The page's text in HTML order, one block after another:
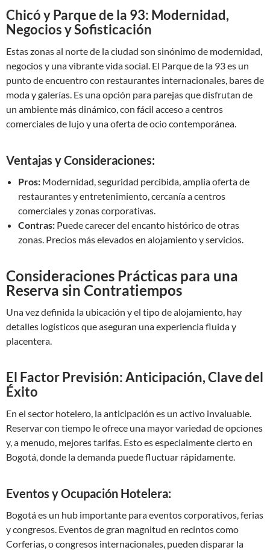
Chicó y Parque de la 93: Modernidad,
Negocios y Sofisticación
Estas zonas al norte de la ciudad son sinónimo de modernidad,
negocios y una vibrante vida social. El Parque de la 93 es un
punto de encuentro con restaurantes internacionales, bares de
moda y galerías. Es una opción para parejas que disfrutan de
un ambiente más dinámico, con fácil acceso a centros
comerciales de lujo y una oferta de ocio contemporánea.
Ventajas y Consideraciones:
Pros: Modernidad, seguridad percibida, amplia oferta de
restaurantes y entretenimiento, cercanía a centros
comerciales y zonas corporativas.
Contras: Puede carecer del encanto histórico de otras
zonas. Precios más elevados en alojamiento y servicios.
Consideraciones Prácticas para una
Reserva sin Contratiempos
Una vez definida la ubicación y el tipo de alojamiento, hay
detalles logísticos que aseguran una experiencia fluida y
placentera.
El Factor Previsión: Anticipación, Clave del
Éxito
En el sector hotelero, la anticipación es un activo invaluable.
Reservar con tiempo le ofrece una mayor variedad de opciones
y, a menudo, mejores tarifas. Esto es especialmente cierto en
Bogotá, donde la demanda puede fluctuar rápidamente.
Eventos y Ocupación Hotelera:
Bogotá es un hub importante para eventos corporativos, ferias
y congresos. Eventos de gran magnitud en recintos como
Corferias, o congresos internacionales, pueden disparar la